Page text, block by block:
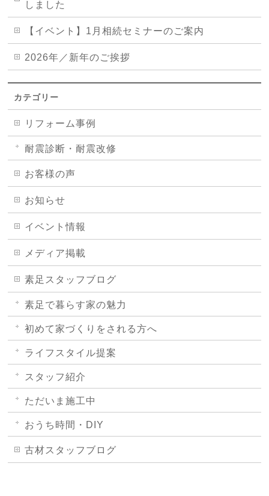
しました
【イベント】1月相続セミナーのご案内
2026年／新年のご挨拶
カテゴリー
リフォーム事例
耐震診断・耐震改修
お客様の声
お知らせ
イベント情報
メディア掲載
素足スタッフブログ
素足で暮らす家の魅力
初めて家づくりをされる方へ
ライフスタイル提案
スタッフ紹介
ただいま施工中
おうち時間・DIY
古材スタッフブログ